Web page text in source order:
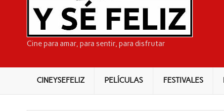
Cine para amar, para sentir, para disfrutar
CINEYSEFELIZ PELÍCULAS FESTIVALES